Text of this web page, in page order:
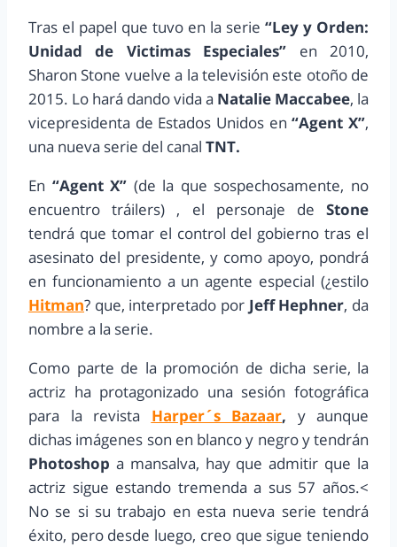
Tras el papel que tuvo en la serie “Ley y Orden:
Unidad de Victimas Especiales” en 2010,
Sharon Stone vuelve a la televisión este otoño de
2015. Lo hará dando vida a Natalie Maccabee, la
vicepresidenta de Estados Unidos en“Agent X”,
una nueva serie del canal TNT.
En “Agent X” (de la que sospechosamente, no
encuentro tráilers) , el personaje de Stone
tendrá que tomar el control del gobierno tras el
asesinato del presidente, y como apoyo, pondrá
en funcionamiento a un agente especial (¿estilo
Hitman? que, interpretado por Jeff Hephner, da
nombre a la serie.
Como parte de la promoción de dicha serie, la
actriz ha protagonizado una sesión fotográfica
para la revista Harper´s Bazaar, y aunque
dichas imágenes son en blanco y negro y tendrán
Photoshop a mansalva, hay que admitir que la
actriz sigue estando tremenda a sus 57 años.<
No se si su trabajo en esta nueva serie tendrá
éxito, pero desde luego, creo que sigue teniendo